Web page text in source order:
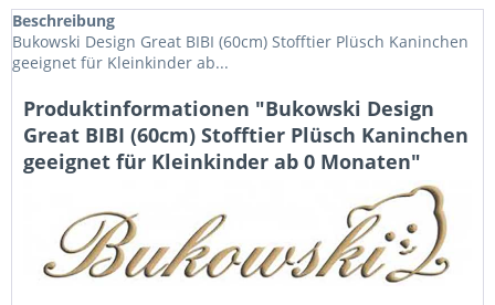
Beschreibung
Bukowski Design Great BIBI (60cm) Stofftier Plüsch Kaninchen
geeignet für Kleinkinder ab...
Produktinformationen "Bukowski Design
Great BIBI (60cm) Stofftier Plüsch Kaninchen
geeignet für Kleinkinder ab 0 Monaten"